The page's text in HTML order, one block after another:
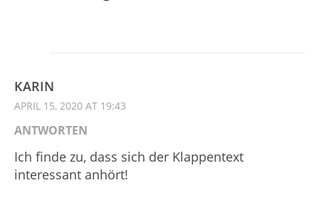
KARIN
APRIL 15, 2020 AT 19:43
ANTWORTEN
Ich finde zu, dass sich der Klappentext
interessant anhört!